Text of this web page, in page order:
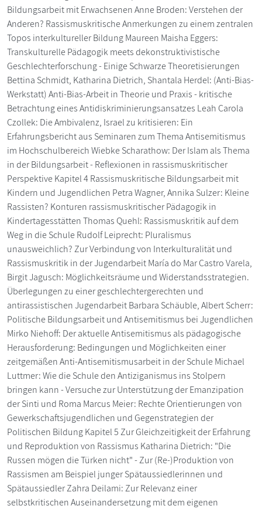
Bildungsarbeit mit Erwachsenen Anne Broden: Verstehen der
Anderen? Rassismuskritische Anmerkungen zu einem zentralen
Topos interkultureller Bildung Maureen Maisha Eggers:
Transkulturelle Pädagogik meets dekonstruktivistische
Geschlechterforschung - Einige Schwarze Theoretisierungen
Bettina Schmidt, Katharina Dietrich, Shantala Herdel: (Anti-Bias-
Werkstatt) Anti-Bias-Arbeit in Theorie und Praxis - kritische
Betrachtung eines Antidiskriminierungsansatzes Leah Carola
Czollek: Die Ambivalenz, Israel zu kritisieren: Ein
Erfahrungsbericht aus Seminaren zum Thema Antisemitismus
im Hochschulbereich Wiebke Scharathow: Der Islam als Thema
in der Bildungsarbeit - Reflexionen in rassismuskritischer
Perspektive Kapitel 4 Rassismuskritische Bildungsarbeit mit
Kindern und Jugendlichen Petra Wagner, Annika Sulzer: Kleine
Rassisten? Konturen rassismuskritischer Pädagogik in
Kindertagesstätten Thomas Quehl: Rassismuskritik auf dem
Weg in die Schule Rudolf Leiprecht: Pluralismus
unausweichlich? Zur Verbindung von Interkulturalität und
Rassismuskritik in der Jugendarbeit María do Mar Castro Varela,
Birgit Jagusch: Möglichkeitsräume und Widerstandsstrategien.
Überlegungen zu einer geschlechtergerechten und
antirassistischen Jugendarbeit Barbara Schäuble, Albert Scherr:
Politische Bildungsarbeit und Antisemitismus bei Jugendlichen
Mirko Niehoff: Der aktuelle Antisemitismus als pädagogische
Herausforderung: Bedingungen und Möglichkeiten einer
zeitgemäßen Anti-Antisemitismusarbeit in der Schule Michael
Luttmer: Wie die Schule den Antiziganismus ins Stolpern
bringen kann - Versuche zur Unterstützung der Emanzipation
der Sinti und Roma Marcus Meier: Rechte Orientierungen von
Gewerkschaftsjugendlichen und Gegenstrategien der
Politischen Bildung Kapitel 5 Zur Gleichzeitigkeit der Erfahrung
und Reproduktion von Rassismus Katharina Dietrich: "Die
Russen mögen die Türken nicht" - Zur (Re-)Produktion von
Rassismen am Beispiel junger Spätaussiedlerinnen und
Spätaussiedler Zahra Deilami: Zur Relevanz einer
selbstkritischen Auseinandersetzung mit dem eigenen